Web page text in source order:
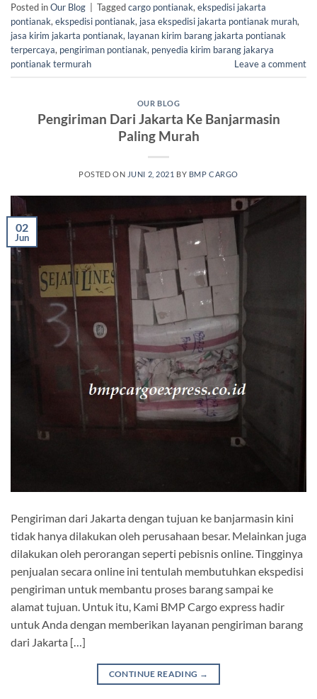
Posted inOur Blog Taggedcargo pontianak, ekspedisi jakarta
pontianak, ekspedisi pontianak, jasa ekspedisi jakarta pontianak murah,
jasa kirim jakarta pontianak, layanan kirim barang jakarta pontianak
terpercaya, pengiriman pontianak, penyedia kirim barang jakarya
pontianak termurah
Leave a comment
OUR BLOG
Pengiriman Dari Jakarta Ke Banjarmasin
Paling Murah
POSTED ON JUNI 2, 2021 BY BMP CARGO
02
Jun
Pengiriman dari Jakarta dengan tujuan ke banjarmasin kini
tidak hanya dilakukan oleh perusahaan besar. Melainkan juga
dilakukan oleh perorangan seperti pebisnis online. Tingginya
penjualan secara online ini tentulah membutuhkan ekspedisi
pengiriman untuk membantu proses barang sampai ke
alamat tujuan. Untuk itu, Kami BMP Cargo express hadir
untuk Anda dengan memberikan layanan pengiriman barang
dari Jakarta […]
CONTINUE READING →